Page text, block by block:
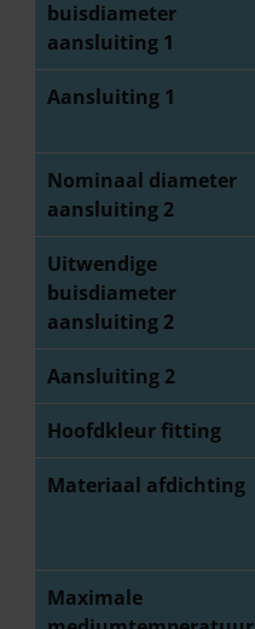
buisdiameter
aansluiting 1
Aansluiting 1
Nominaal diameter
aansluiting 2
Uitwendige
buisdiameter
aansluiting 2
Aansluiting 2
Hoofdkleur fitting
Materiaal afdichting
Maximale